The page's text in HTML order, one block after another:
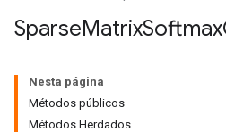
SparseMatrixSoftmax
Nesta página
Métodos públicos
Métodos Herdados